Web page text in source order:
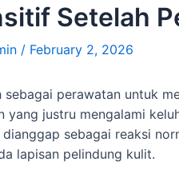
Setelah
/ February 2, 2026
perawatan untuk
yang justru mengalami
sebagai reaksi
lapisan pelindung kulit.